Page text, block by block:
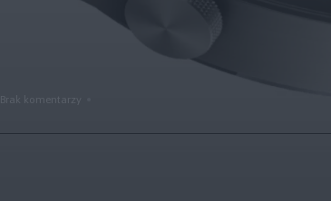
Brak komentarzy